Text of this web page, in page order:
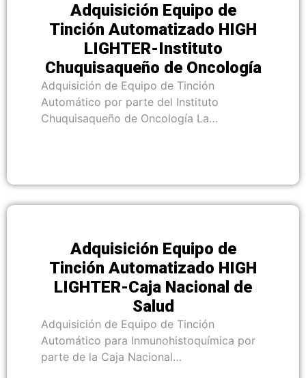
Adquisición Equipo de
Tinción Automatizado HIGH
LIGHTER-Instituto
Chuquisaqueño de Oncología
Adquisición de Equipo de Tinción
Automático por parte del Instituto
Chuquisaqueño de Oncología La…
Adquisición Equipo de
Tinción Automatizado HIGH
LIGHTER-Caja Nacional de
Salud
Adquisición de Equipo de Tinción
Automático para Inmunohistoquímica por
parte de la Caja Nacional…